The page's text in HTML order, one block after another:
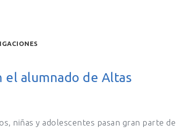
el alumnado de Altas
niñas y adolescentes pasan gran parte de